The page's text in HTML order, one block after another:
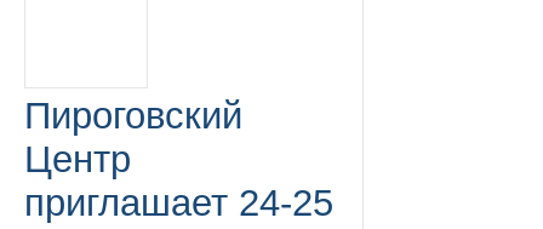
Пироговский
Центр
приглашает 24-25